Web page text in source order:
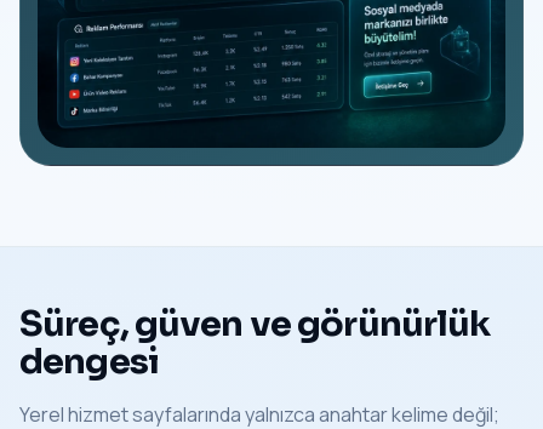
Süreç, güven ve görünürlük
dengesi
Yerel hizmet sayfalarında yalnızca anahtar kelime değil;